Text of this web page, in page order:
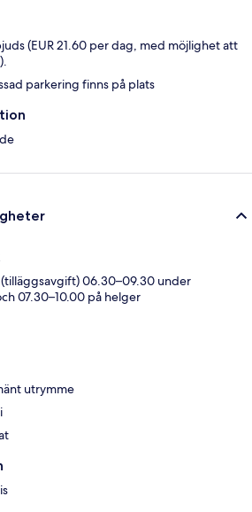
(EUR 21.60 per dag, med möjlighet att
parkering finns på plats
06.30–09.30 under
07.30–10.00 på helger
utrymme